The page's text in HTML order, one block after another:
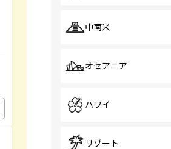
中南米
オセアニア
ハワイ
リゾート